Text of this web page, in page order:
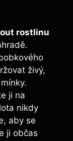
rostlinu
živý,
ji na
nikdy
aby se
ji občas